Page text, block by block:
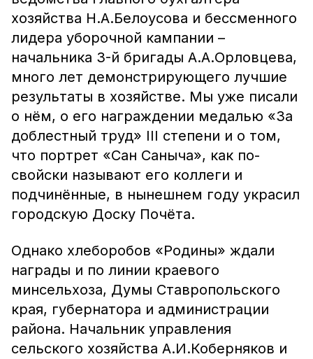
хозяйства Н.А.Белоусова и бессменного
лидера уборочной кампании –
начальника 3-й бригады А.А.Орловцева,
много лет демонстрирующего лучшие
результаты в хозяйстве. Мы уже писали
о нём, о его награждении медалью «За
доблестный труд» III степени и о том,
что портрет «Сан Саныча», как по-
свойски называют его коллеги и
подчинённые, в нынешнем году украсил
городскую Доску Почёта.
Однако хлеборобов «Родины» ждали
награды и по линии краевого
минсельхоза, Думы Ставропольского
края, губернатора и администрации
района. Начальник управления
сельского хозяйства А.И.Коберняков и